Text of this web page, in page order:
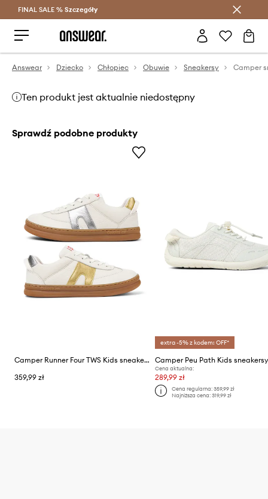
Oszczędzaj z Answear Club >
FINAL SALE % Szczegóły
Answear Dziecko Chłopiec Obuwie Sneakersy
Ten produkt jest aktualnie niedostępny
Sprawdź podobne produkty
Camper Runner Four TWS Kids sneakersy dziecięce skórzane
359,99 zł
extra -5% z kodem: OFF*
Cena aktualna:
289,99 zł
Cena regularna: 359,99 zł
Najniższa cena: 319,99 zł